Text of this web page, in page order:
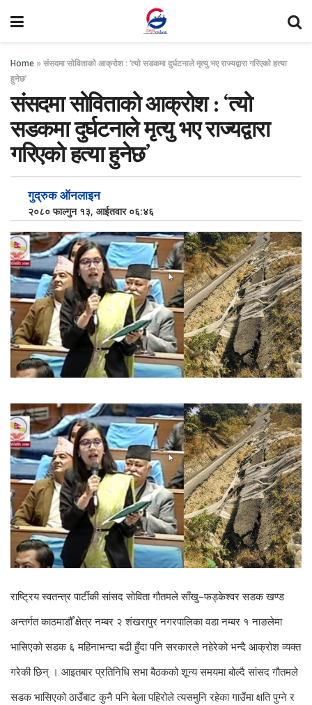
Home »संसदमा सोविताको आक्रोश : ‘त्यो सडकमा दुर्घटनाले मृत्यु भए राज्यद्वारा गरिएको हत्या
हुनेछ’
संसदमा सोविताको आक्रोश : ‘त्यो
सडकमा दुर्घटनाले मृत्यु भए राज्यद्वारा
गरिएको हत्या हुनेछ’
गुद्रुक ऑनलाइन
२०८० फाल्गुन १३, आईतवार ०६:४६
राष्ट्रिय स्वतन्त्र पार्टीकी सांसद सोविता गौतमले साँखु–फड्केश्वर सडक खण्ड
अन्तर्गत काठमाडौँ क्षेत्र नम्बर २ शंखरापुर नगरपालिका वडा नम्बर १ नाङलेमा
भासिएको सडक ६ महिनाभन्दा बढी हुँदा पनि सरकारले नहेरेको भन्दै आक्रोश व्यक्त
गरेकी छिन् । आइतबार प्रतिनिधि सभा बैठकको शून्य समयमा बोल्दै सांसद गौतमले
सडक भासिएको ठाउँबाट कुनै पनि बेला पहिरोले त्यसमुनि रहेका गाउँमा क्षति पुग्ने र